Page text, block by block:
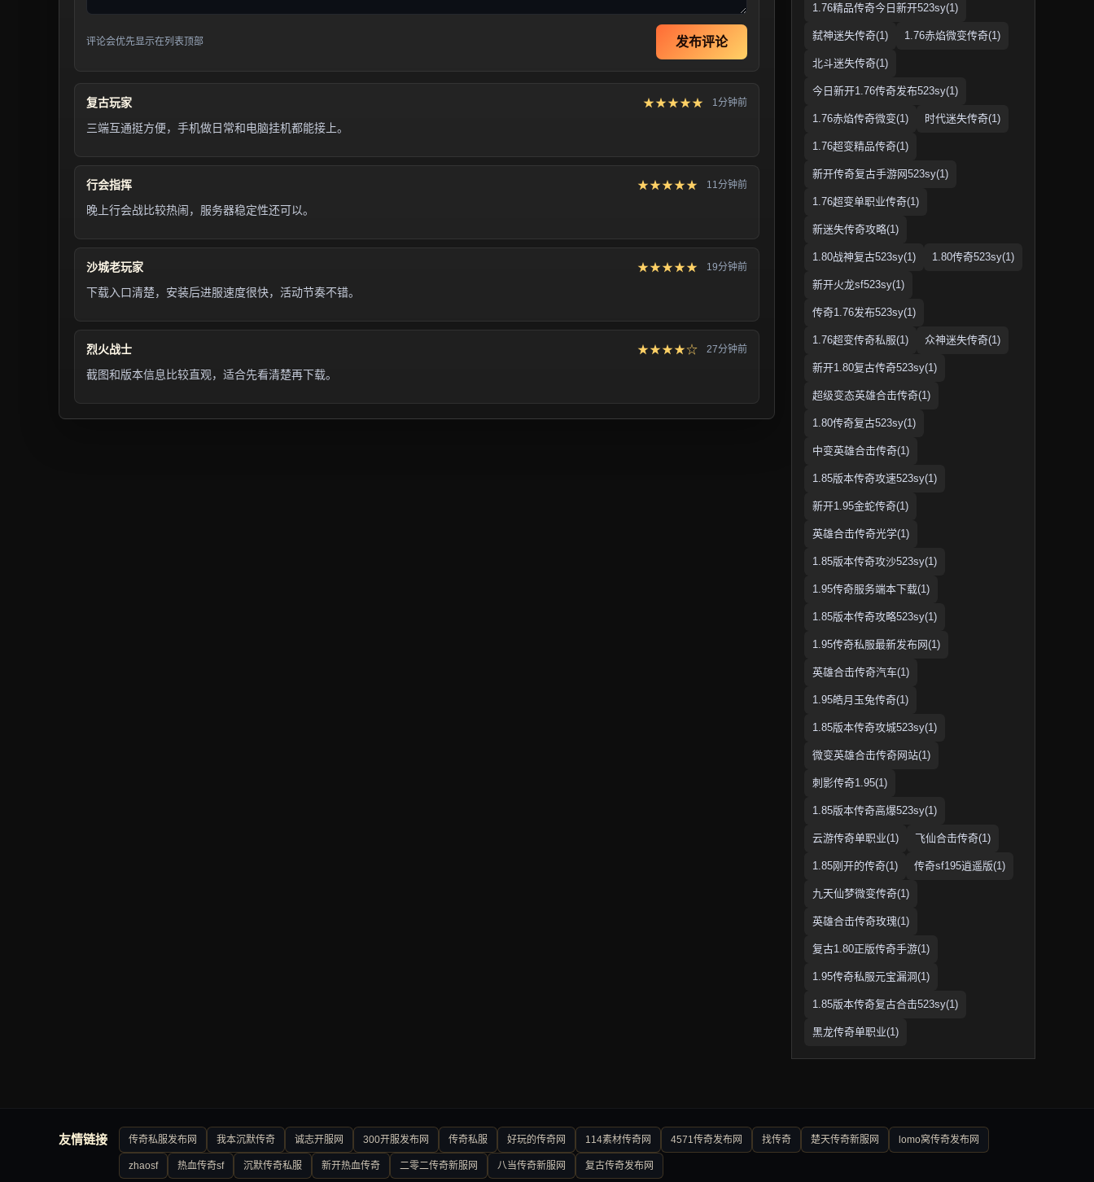
评论会优先显示在列表顶部 发布评论
复古玩家 ★★★★★ 1分钟前
三端互通挺方便，手机做日常和电脑挂机都能接上。
行会指挥 ★★★★★ 11分钟前
晚上行会战比较热闹，服务器稳定性还可以。
沙城老玩家 ★★★★★ 19分钟前
下载入口清楚，安装后进服速度很快，活动节奏不错。
烈火战士 ★★★★☆ 27分钟前
截图和版本信息比较直观，适合先看清楚再下载。
1.76精品传奇今日新开523sy(1)
弑神迷失传奇(1) 1.76赤焰微变传奇(1)
北斗迷失传奇(1)
今日新开1.76传奇发布523sy(1)
1.76赤焰传奇微变(1) 时代迷失传奇(1)
1.76超变精品传奇(1)
新开传奇复古手游网523sy(1)
1.76超变单职业传奇(1)
新迷失传奇攻略(1)
1.80战神复古523sy(1) 1.80传奇523sy(1)
新开火龙sf523sy(1)
传奇1.76发布523sy(1)
1.76超变传奇私服(1) 众神迷失传奇(1)
新开1.80复古传奇523sy(1)
超级变态英雄合击传奇(1)
1.80传奇复古523sy(1)
中变英雄合击传奇(1)
1.85版本传奇攻速523sy(1)
新开1.95金蛇传奇(1)
英雄合击传奇光学(1)
1.85版本传奇攻沙523sy(1)
1.95传奇服务端本下载(1)
1.85版本传奇攻略523sy(1)
1.95传奇私服最新发布网(1)
英雄合击传奇汽车(1)
1.95皓月玉兔传奇(1)
1.85版本传奇攻城523sy(1)
微变英雄合击传奇网站(1)
刺影传奇1.95(1)
1.85版本传奇高爆523sy(1)
云游传奇单职业(1) 飞仙合击传奇(1)
1.85刚开的传奇(1) 传奇sf195逍遥版(1)
九天仙梦微变传奇(1)
英雄合击传奇玫瑰(1)
复古1.80正版传奇手游(1)
1.95传奇私服元宝漏洞(1)
1.85版本传奇复古合击523sy(1)
黑龙传奇单职业(1)
友情链接 传奇私服发布网 我本沉默传奇 诚志开服网 300开服发布网 传奇私服 好玩的传奇网 114素材传奇网 4571传奇发布网 找传奇 楚天传奇新服网 lomo窝传奇发布网
zhaosf 热血传奇sf 沉默传奇私服 新开热血传奇 二零二传奇新服网 八当传奇新服网 复古传奇发布网